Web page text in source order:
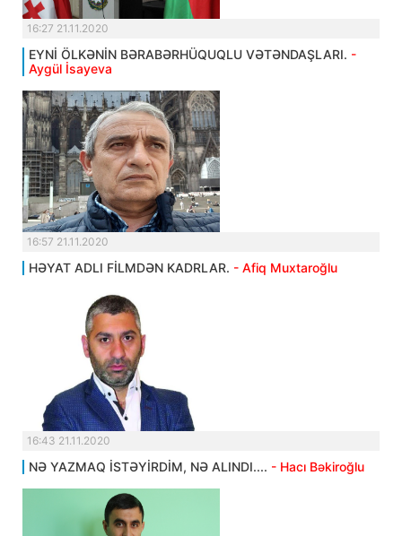
16:27 21.11.2020
EYNİ ÖLKƏNİN BƏRABƏRHÜQUQLU VƏTƏNDAŞLARI. -
Aygül İsayeva
16:57 21.11.2020
HƏYAT ADLI FİLMDƏN KADRLAR. - Afiq Muxtaroğlu
16:43 21.11.2020
NƏ YAZMAQ İSTƏYİRDİM, NƏ ALINDI.... - Hacı Bəkiroğlu